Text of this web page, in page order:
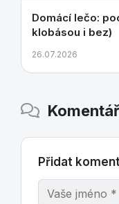
Domácí lečo:
klobásou i bez)
26.07.2026
Přidat